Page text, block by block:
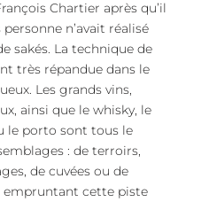
Chartier après qu’il
n’avait réalisé
sakés. La technique de
très répandue dans le
Les grands vins,
ainsi que le whisky, le
le porto sont tous le
: de terroirs,
de cuvées ou de
empruntant cette piste